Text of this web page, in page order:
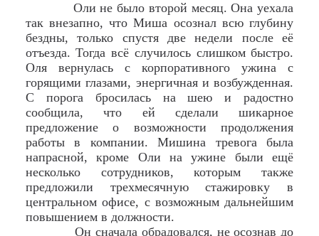
Оли не было второй месяц. Она уехала
так внезапно, что Миша осознал всю глубину
бездны, только спустя две недели после её
отъезда. Тогда всё случилось слишком быстро.
Оля вернулась с корпоративного ужина с
горящими глазами, энергичная и возбужденная.
С порога бросилась на шею и радостно
сообщила, что ей сделали шикарное
предложение о возможности продолжения
работы в компании. Мишина тревога была
напрасной, кроме Оли на ужине были ещё
несколько сотрудников, которым также
предложили трехмесячную стажировку в
центральном офисе, с возможным дальнейшим
повышением в должности.
Он сначала обрадовался, не осознав до